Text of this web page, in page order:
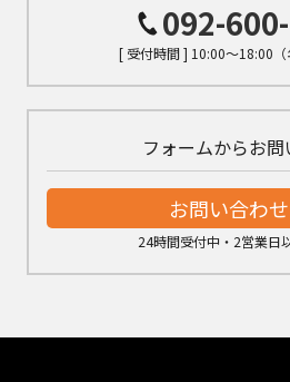
092-
[ 受付時間 ] 10:00～18:00（
フォームからお
お問い合わ
24時間受付中・2営業日